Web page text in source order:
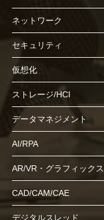
ネットワーク
セキュリティ
仮想化
ストレージ/HCI
データマネジメント
AI/RPA
AR/VR・グラフィックス
CAD/CAM/CAE
デジタルスレッド